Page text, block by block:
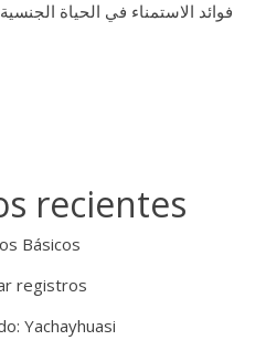
فوائد الاستمناء في الحياة
recientes
Básicos
registros
Yachayhuasi